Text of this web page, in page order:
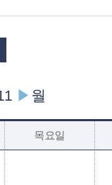
▶ 월
목요일